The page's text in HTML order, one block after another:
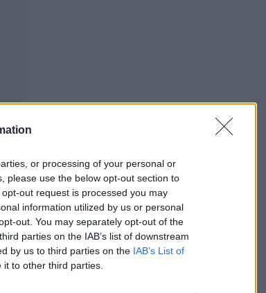
or processing of your personal or
please use the below opt-out section to
out request is processed you may
information utilized by us or personal
out. You may separately opt-out of the
parties on the IAB’s list of downstream
by us to third parties on the IAB’s List of
to other third parties.